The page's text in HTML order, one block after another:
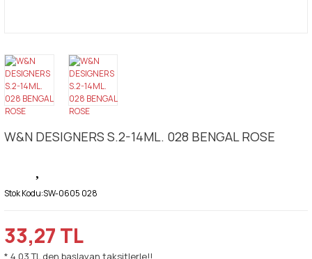
W&N DESIGNERS S.2-14ML. 028 BENGAL ROSE
Stok Kodu:SW-0605 028
33,27 TL
* 4,03 TL den başlayan taksitlerle!!